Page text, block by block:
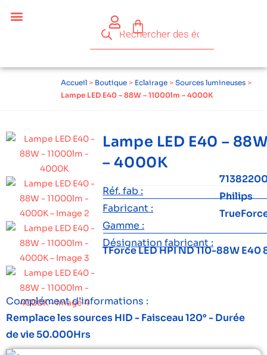
Accueil > Boutique > Eclairage > Sources lumineuses >
Lampe LED E40 – 88W – 11000lm – 4000K
Lampe LED E40 –
– 4000K
Réf. fab :
Fabricant :
Philips
Gamme :
Désignation fabricant :
TForce LED HPI ND 110-88W E40
Complément d’informations :
Remplace les sources HID - Faisceau 120° - Durée
de vie 50.000Hrs